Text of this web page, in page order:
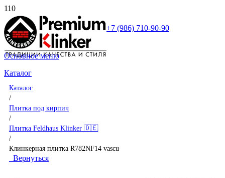
+7 (986) 710-90-90
Основное меню
Каталог
Каталог
/
Плитка под кирпич
/
Плитка Feldhaus Klinker 🇩🇪
/
Клинкерная плитка R782NF14 vascu
Вернуться